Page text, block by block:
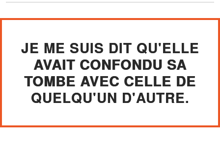
JE ME SUIS DIT QU'ELLE
AVAIT CONFONDU SA
TOMBE AVEC CELLE DE
QUELQU'UN D'AUTRE.